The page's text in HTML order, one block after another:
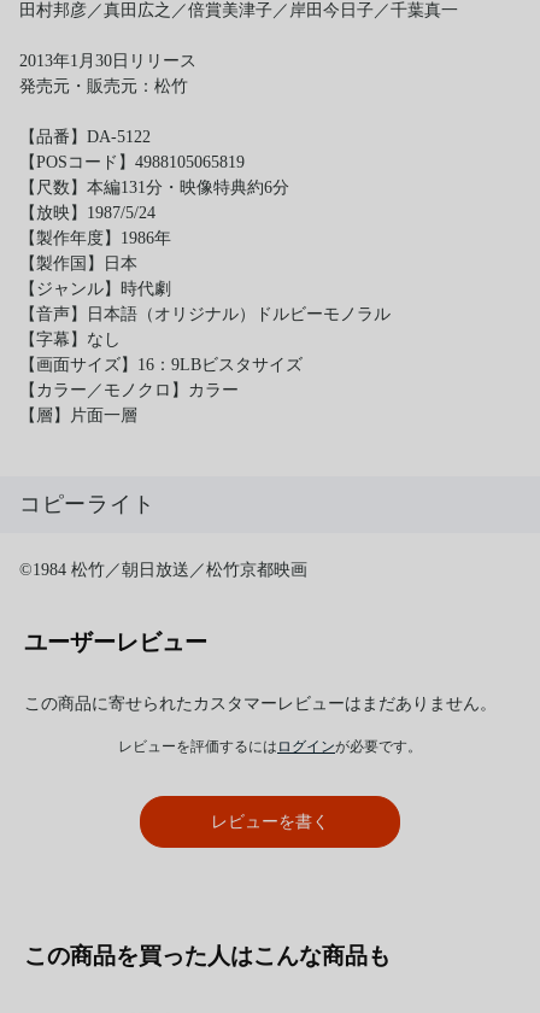
田村邦彦／真田広之／倍賞美津子／岸田今日子／千葉真一
2013年1月30日リリース
発売元・販売元：松竹
【品番】DA-5122
【POSコード】4988105065819
【尺数】本編131分・映像特典約6分
【放映】1987/5/24
【製作年度】1986年
【製作国】日本
【ジャンル】時代劇
【音声】日本語（オリジナル）ドルビーモノラル
【字幕】なし
【画面サイズ】16：9LBビスタサイズ
【カラー／モノクロ】カラー
【層】片面一層
コピーライト
©1984 松竹／朝日放送／松竹京都映画
ユーザーレビュー
この商品に寄せられたカスタマーレビューはまだありません。
レビューを評価するには ログインが必要です。
レビューを書く
この商品を買った人はこんな商品も